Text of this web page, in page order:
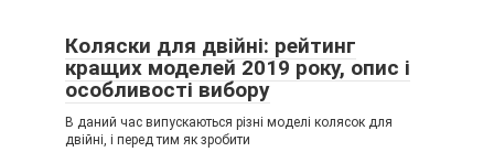
Коляски для двійні: рейтинг
кращих моделей 2019 року, опис і
особливості вибору
В даний час випускаються різні моделі колясок для
двійні, і перед тим як зробити